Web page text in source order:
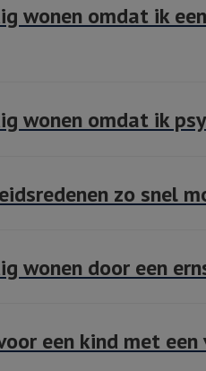
wonen omdat ik
wonen omdat ik
zo snel
wonen door een
een kind met